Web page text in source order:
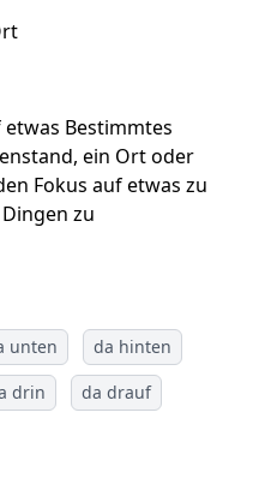
Bestimmtes
ein Ort oder
Fokus auf etwas zu
zu
unten
da hinten
drin
da drauf